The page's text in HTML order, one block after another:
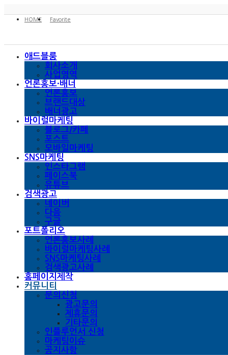
HOME Favorite
애드블룸
회사소개
사업영역
언론홍보·배너
언론홍보
브랜드대상
배너광고
바이럴마케팅
블로그/카페
포스트
모바일마케팅
SNS마케팅
인스타그램
페이스북
유튜브
검색광고
네이버
다음
구글
포트폴리오
언론홍보사례
바이럴마케팅사례
SNS마케팅사례
검색광고사례
홈페이지제작
커뮤니티
문의신청
광고문의
제휴문의
기타문의
인플루언서 신청
마케팅이슈
공지사항